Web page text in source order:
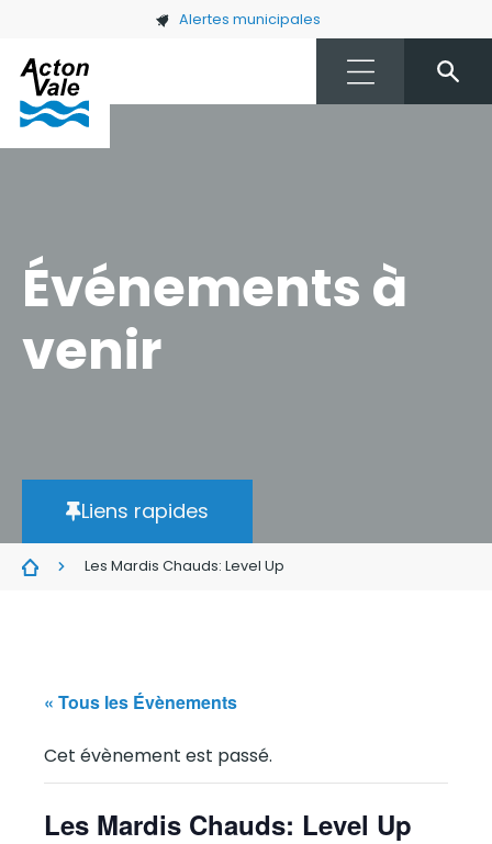
Skip to main content Alertes municipales
Événements à
venir
Liens rapides
Les Mardis Chauds: Level Up
« Tous les Évènements
Cet évènement est passé.
Les Mardis Chauds: Level Up